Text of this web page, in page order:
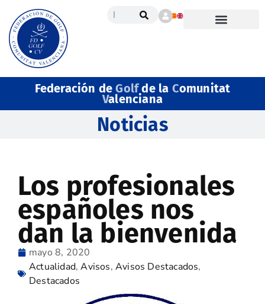
Federación deGolfde la Comunitat
Valenciana
Noticias
Los profesionales
españoles nos
dan la bienvenida
mayo 8, 2020
Actualidad,Avisos,Avisos Destacados,
Destacados